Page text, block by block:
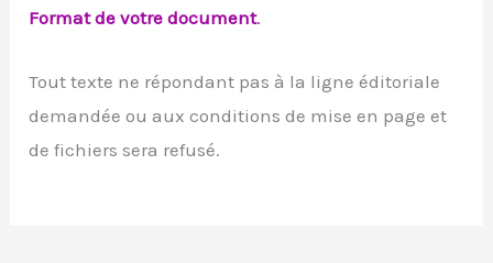
Format de votre document.
Tout texte ne répondant pas à la ligne éditoriale
demandée ou aux conditions de mise en page et
de fichiers sera refusé.